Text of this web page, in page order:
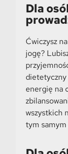
Dla
Ćwiczysz
jogę?
energię na
wszystkich
tym samym